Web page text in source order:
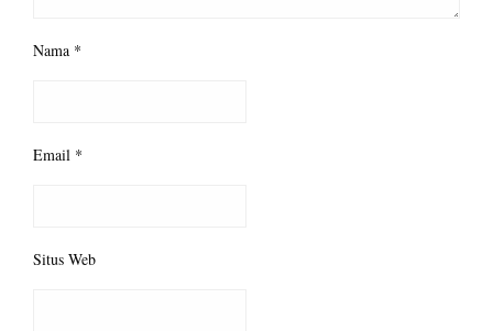
Nama *
Email *
Situs Web